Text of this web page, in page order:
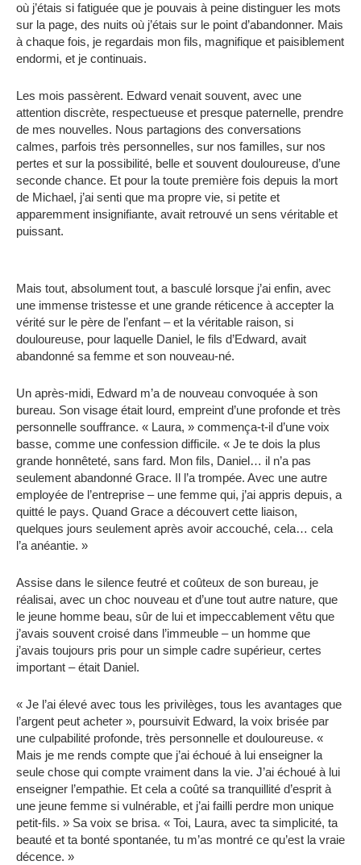
où j’étais si fatiguée que je pouvais à peine distinguer les mots
sur la page, des nuits où j’étais sur le point d’abandonner. Mais
à chaque fois, je regardais mon fils, magnifique et paisiblement
endormi, et je continuais.
Les mois passèrent. Edward venait souvent, avec une
attention discrète, respectueuse et presque paternelle, prendre
de mes nouvelles. Nous partagions des conversations
calmes, parfois très personnelles, sur nos familles, sur nos
pertes et sur la possibilité, belle et souvent douloureuse, d’une
seconde chance. Et pour la toute première fois depuis la mort
de Michael, j’ai senti que ma propre vie, si petite et
apparemment insignifiante, avait retrouvé un sens véritable et
puissant.
Mais tout, absolument tout, a basculé lorsque j’ai enfin, avec
une immense tristesse et une grande réticence à accepter la
vérité sur le père de l’enfant – et la véritable raison, si
douloureuse, pour laquelle Daniel, le fils d’Edward, avait
abandonné sa femme et son nouveau-né.
Un après-midi, Edward m’a de nouveau convoquée à son
bureau. Son visage était lourd, empreint d’une profonde et très
personnelle souffrance. « Laura, » commença-t-il d’une voix
basse, comme une confession difficile. « Je te dois la plus
grande honnêteté, sans fard. Mon fils, Daniel… il n’a pas
seulement abandonné Grace. Il l’a trompée. Avec une autre
employée de l’entreprise – une femme qui, j’ai appris depuis, a
quitté le pays. Quand Grace a découvert cette liaison,
quelques jours seulement après avoir accouché, cela… cela
l’a anéantie. »
Assise dans le silence feutré et coûteux de son bureau, je
réalisai, avec un choc nouveau et d’une tout autre nature, que
le jeune homme beau, sûr de lui et impeccablement vêtu que
j’avais souvent croisé dans l’immeuble – un homme que
j’avais toujours pris pour un simple cadre supérieur, certes
important – était Daniel.
« Je l’ai élevé avec tous les privilèges, tous les avantages que
l’argent peut acheter », poursuivit Edward, la voix brisée par
une culpabilité profonde, très personnelle et douloureuse. «
Mais je me rends compte que j’ai échoué à lui enseigner la
seule chose qui compte vraiment dans la vie. J’ai échoué à lui
enseigner l’empathie. Et cela a coûté sa tranquillité d’esprit à
une jeune femme si vulnérable, et j’ai failli perdre mon unique
petit-fils. » Sa voix se brisa. « Toi, Laura, avec ta simplicité, ta
beauté et ta bonté spontanée, tu m’as montré ce qu’est la vraie
décence. »